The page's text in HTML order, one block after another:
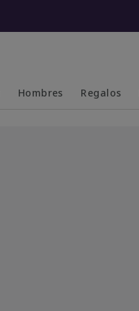
Hombres Regalos